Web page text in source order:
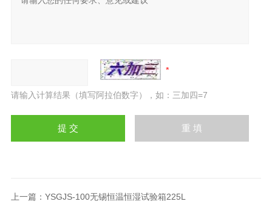
请输入计算结果（填写阿拉伯数字），如：三加四=7
上一篇： YSGJS-100无锡恒温恒湿试验箱225L